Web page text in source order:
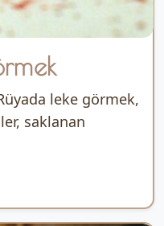
leke görmek,
saklanan